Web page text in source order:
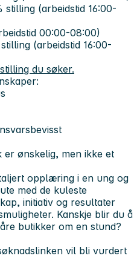
stilling (arbeidstid 16:00-
00:00-08:00)
(arbeidstid 16:00-
du søker.
ønskelig, men ikke et
opplæring i en ung og
med de kuleste
initiativ og resultater
Kanskje blir du å
butikker om en stund?
vil bli vurdert